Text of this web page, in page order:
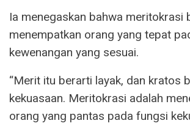
Ia menegaskan bahwa meritokrasi
menempatkan orang yang tepat
kewenangan yang sesuai.
“Merit itu berarti layak, dan kratos
kekuasaan. Meritokrasi adalah
orang yang pantas pada fungsi